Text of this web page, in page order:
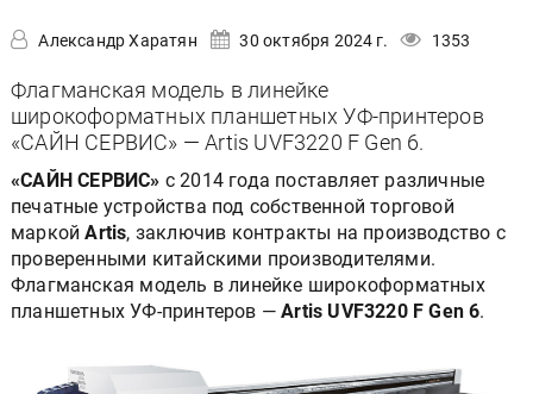
Александр Харатян 30 октября 2024 г. 1353
Флагманская модель в линейке
широкоформатных планшетных УФ-принтеров
«САЙН СЕРВИС» — Artis UVF3220 F Gen 6.
«САЙН СЕРВИС» с 2014 года поставляет различные
печатные устройства под собственной торговой
маркойArtis, заключив контракты на производство с
проверенными китайскими производителями.
Флагманская модель в линейке широкоформатных
планшетных УФ-принтеров —Artis UVF3220 F Gen 6.